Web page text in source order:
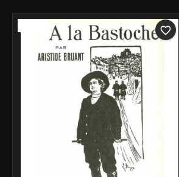
favorite_border